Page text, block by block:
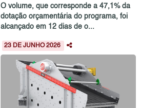
O volume, que corresponde a 47,1% da
dotação orçamentária do programa, foi
alcançado em 12 dias de o...
23 DE JUNHO 2026